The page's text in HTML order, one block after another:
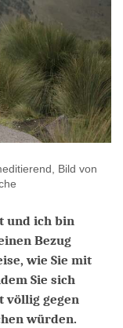
Bild von
und ich bin
Bezug
wie Sie mit
Sie sich
völlig gegen
würden.